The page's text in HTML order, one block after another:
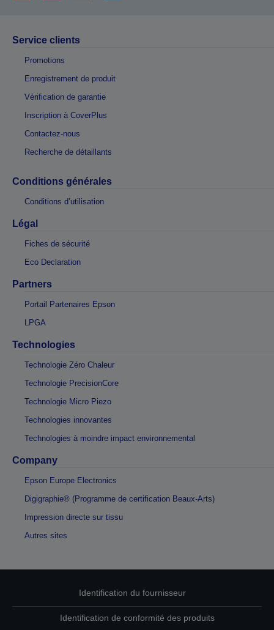
Service clients
Promotions
Enregistrement de produit
Vérification de garantie
Inscription à CoverPlus
Contactez-nous
Recherche de détaillants
Conditions générales
Conditions d’utilisation
Légal
Fiches de sécurité
Eco Declaration
Partners
Portail Partenaires Epson
LPGA
Technologies
Technologie Zéro Chaleur
Technologie PrecisionCore
Technologie Micro Piezo
Technologies innovantes
Technologies à moindre impact environnemental
Company
Epson Europe Electronics
Digigraphie® (Programme de certification Beaux-Arts)
Impression directe sur tissu
Autres sites
Identification du fournisseur
Identification de conformité des produits